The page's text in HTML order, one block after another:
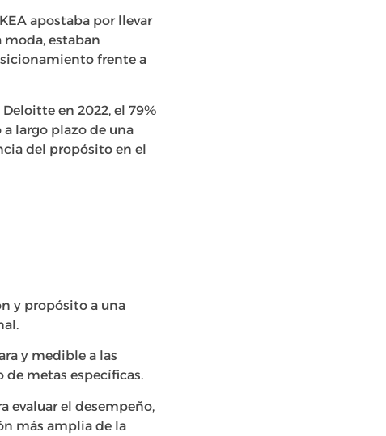
apostaba por llevar
moda, estaban
frente a
Deloitte en 2022, el 79%
largo plazo de una
del propósito en el
y propósito a una
y medible a las
metas específicas.
evaluar el desempeño,
más amplia de la